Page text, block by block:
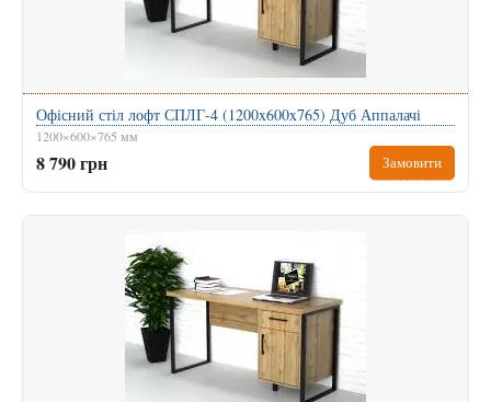
Офісний стіл лофт СПЛГ-4 (1200x600x765) Дуб Аппалачі
1200×600×765 мм
8 790 грн Замовити